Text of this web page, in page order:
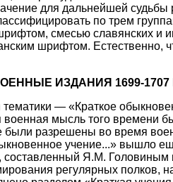
для дальнейшей судьбы
по трем
смесью славянских и
шрифтом.
ИЗДАНИЯ 1699-1707
— «Краткое
мысль того времени
разрешены во время
учение...» вышло
составленный Я.М.
регулярных полков,